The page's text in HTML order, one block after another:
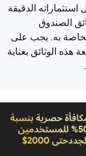
استثماراته الدقيقة
الصندوق
به. يجب على
هذه الوثائق بعناية